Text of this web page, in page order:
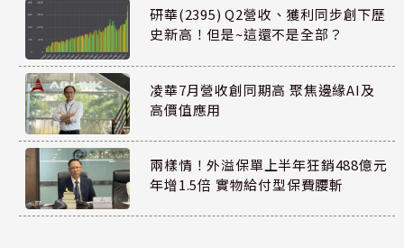
研華(2395) Q2營收、獲利同步創下歷
史新高！但是~這還不是全部？
凌華7月營收創同期高 聚焦邊緣AI及
高價值應用
兩樣情！外溢保單上半年狂銷488億元
年增1.5倍 實物給付型保費腰斬